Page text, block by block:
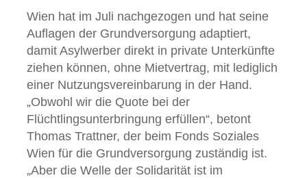
Wien hat im Juli nachgezogen und hat seine
Auflagen der Grundversorgung adaptiert,
damit Asylwerber direkt in private Unterkünfte
ziehen können, ohne Mietvertrag, mit lediglich
einer Nutzungsvereinbarung in der Hand.
„Obwohl wir die Quote bei der
Flüchtlingsunterbringung erfüllen“, betont
Thomas Trattner, der beim Fonds Soziales
Wien für die Grundversorgung zuständig ist.
„Aber die Welle der Solidarität ist im